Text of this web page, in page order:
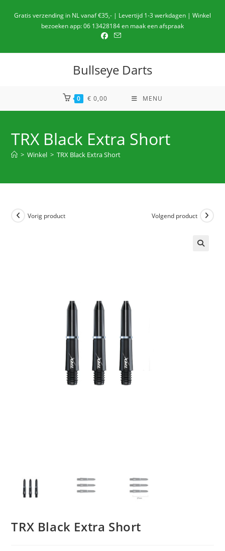
naarGratis verzending in NL vanaf €35,- | Levertijd 1-3 werkdagen | Winkel
bezoeken app: 06 13428184 en maak een afspraak
Bullseye Darts
0 € 0,00 MENU
TRX Black Extra Short
> Winkel > TRX Black Extra Short
Vorig product Volgend product
TRX Black Extra Short